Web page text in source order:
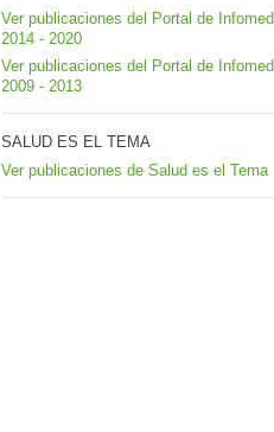
Ver publicaciones del Portal de Infomed
2014 - 2020
Ver publicaciones del Portal de Infomed
2009 - 2013
SALUD ES EL TEMA
Ver publicaciones de Salud es el Tema